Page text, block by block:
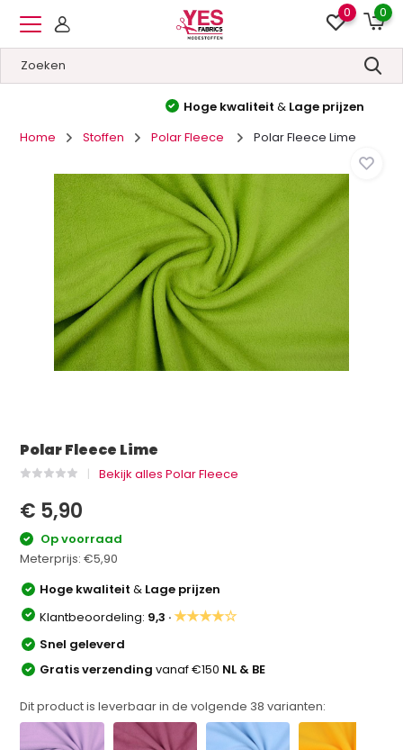
0 0
Hoge kwaliteit&Lage prijzen
Home
Stoffen Polar Fleece Polar Fleece Lime
Polar Fleece Lime
Bekijk alles Polar Fleece
€ 5,90
Op voorraad
Meterprijs:€5,90
Hoge kwaliteit& Lage prijzen
Klantbeoordeling: 9,3 ·★★★★☆
Snel geleverd
Gratis verzendingvanaf €150 NL & BE
Dit product is leverbaar in de volgende 38 varianten: